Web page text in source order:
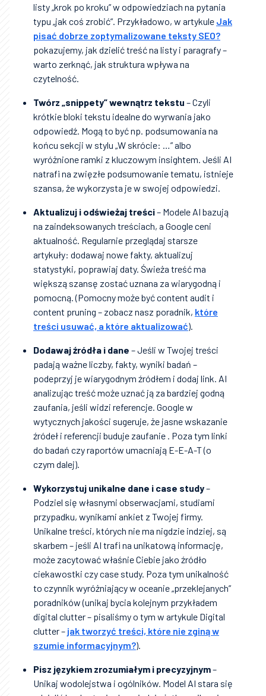
listy „krok po kroku” w odpowiedziach na pytania
typu „jak coś zrobić”. Przykładowo, w artykule Jak
pisać dobrze zoptymalizowane teksty SEO?
pokazujemy, jak dzielić treść na listy i paragrafy –
warto zerknąć, jak struktura wpływa na
czytelność.
Twórz „snippety” wewnątrz tekstu – Czyli
krótkie bloki tekstu idealne do wyrwania jako
odpowiedź. Mogą to być np. podsumowania na
końcu sekcji w stylu „W skrócie: …” albo
wyróżnione ramki z kluczowym insightem. Jeśli AI
natrafi na zwięzłe podsumowanie tematu, istnieje
szansa, że wykorzysta je w swojej odpowiedzi.
Aktualizuj i odświeżaj treści– Modele AI bazują
na zaindeksowanych treściach, a Google ceni
aktualność. Regularnie przeglądaj starsze
artykuły: dodawaj nowe fakty, aktualizuj
statystyki, poprawiaj daty. Świeża treść ma
większą szansę zostać uznana za wiarygodną i
pomocną. (Pomocny może być content audit i
content pruning – zobacz nasz poradnik, które
treści usuwać, a które aktualizować).
Dodawaj źródła i dane – Jeśli w Twojej treści
padają ważne liczby, fakty, wyniki badań –
podeprzyj je wiarygodnym źródłem i dodaj link. AI
analizując treść może uznać ją za bardziej godną
zaufania, jeśli widzi referencje. Google w
wytycznych jakości sugeruje, że jasne wskazanie
źródeł i referencji buduje zaufanie . Poza tym linki
do badań czy raportów umacniają E-E-A-T (o
czym dalej).
Wykorzystuj unikalne dane i case study–
Podziel się własnymi obserwacjami, studiami
przypadku, wynikami ankiet z Twojej firmy.
Unikalne treści, których nie ma nigdzie indziej, są
skarbem – jeśli AI trafi na unikatową informację,
może zacytować właśnie Ciebie jako źródło
ciekawostki czy case study. Poza tym unikalność
to czynnik wyróżniający w oceanie „przeklejanych”
poradników (unikaj bycia kolejnym przykładem
digital clutter – pisaliśmy o tym w artykule Digital
clutter – jak tworzyć treści, które nie zginą w
szumie informacyjnym?).
Pisz językiem zrozumiałym i precyzyjnym–
Unikaj wodolejstwa i ogólników. Model AI stara się